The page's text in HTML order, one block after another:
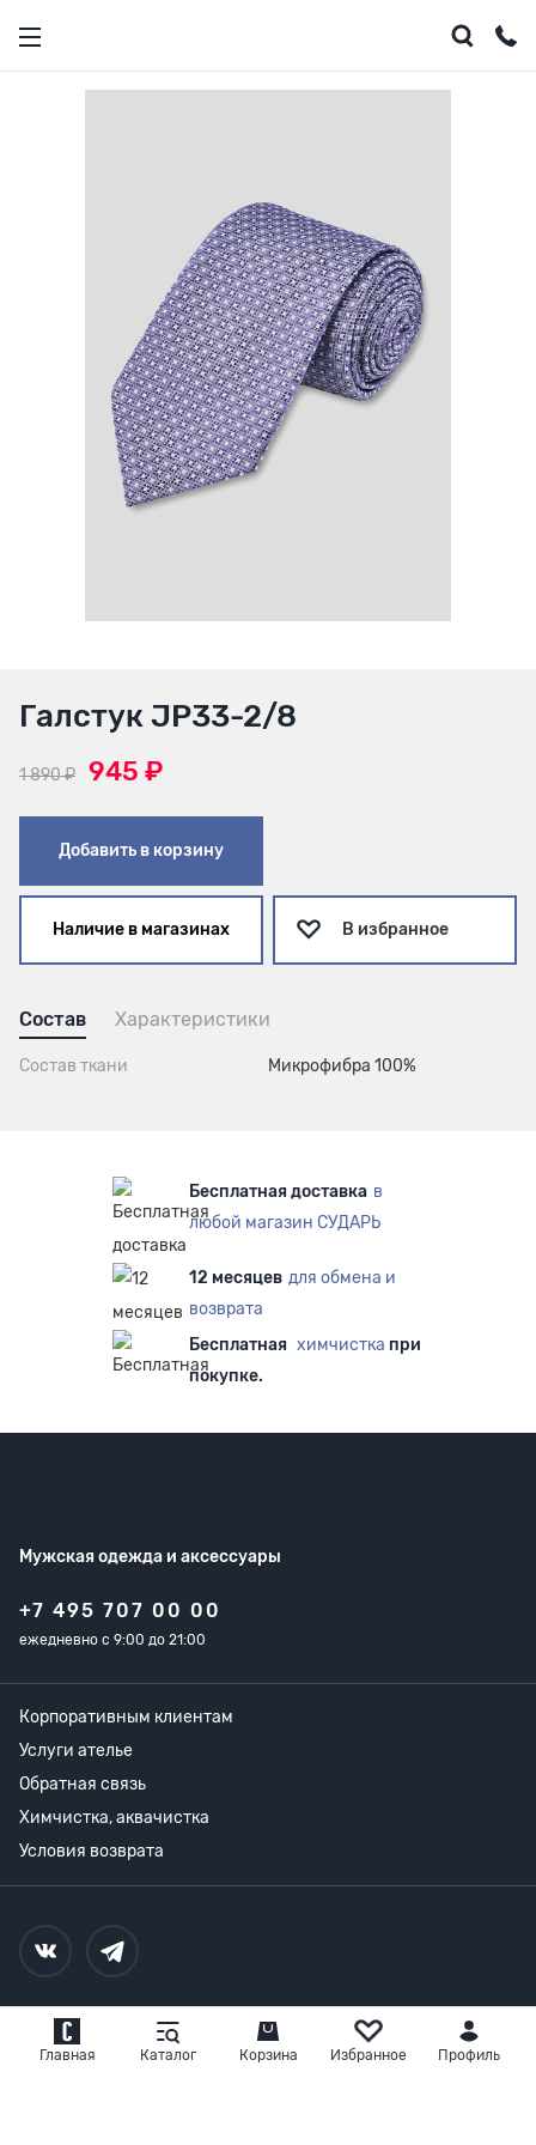
Главная Каталог Корзина Избранное Профиль
Галстук JP33-2/8
1 890 ₽ 945 ₽
Добавить в корзину
Наличие в магазинах В избранное
Состав Характеристики
Состав ткани Микрофибра 100%
Бесплатная доставка в
любой магазин СУДАРЬ
12 месяцев для обмена и
возврата
Бесплатная химчистка при
покупке.
Мужская одежда и аксессуары
+7 495 707 00 00
ежедневно с 9:00 до 21:00
Корпоративным клиентам
Услуги ателье
Обратная связь
Химчистка, аквачистка
Условия возврата
© 2026, Магазин мужской одежды СУДАРЬ